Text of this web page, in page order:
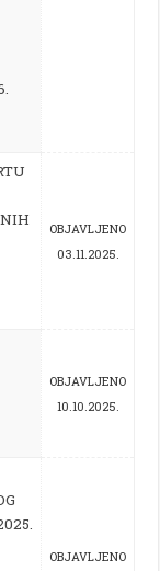
OBJAVLJENO
03.11.2025.
OBJAVLJENO
10.10.2025.
OBJAVLJENO